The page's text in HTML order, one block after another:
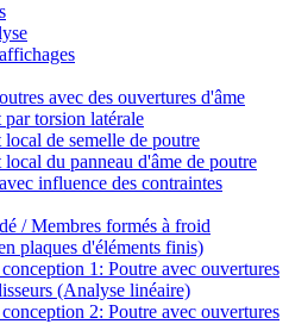
avec des ouvertures d'âme
par torsion latérale
local de semelle de poutre
local du panneau d'âme de poutre
influence des contraintes
/ Membres formés à froid
plaques d'éléments finis)
1: Poutre avec ouvertures
(Analyse linéaire)
2: Poutre avec ouvertures